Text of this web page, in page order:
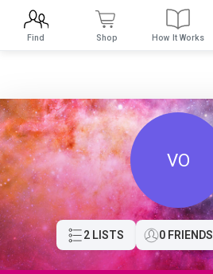
VO
2 LISTS 0 FRIENDS
Find Shop How It Works